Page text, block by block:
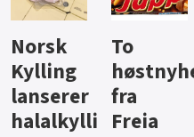
Knalltall
for Açai
Bowl
Aass vil
bli
førstevalg
i lite-